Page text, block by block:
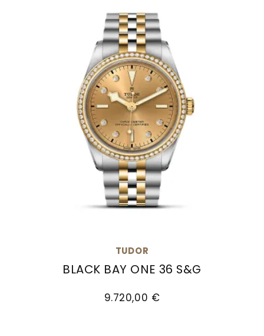
TUDOR
BLACK BAY ONE 36 S&G
9.720,00 €